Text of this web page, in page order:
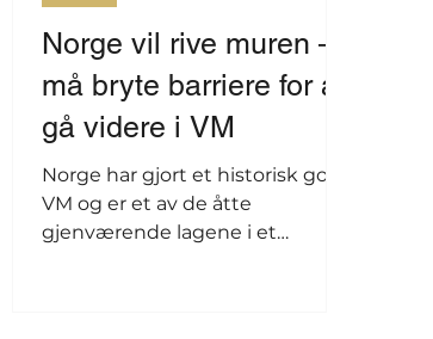
Norge vil rive muren –
må bryte barriere for å
gå videre i VM
Norge har gjort et historisk godt
VM og er et av de åtte
gjenværende lagene i et